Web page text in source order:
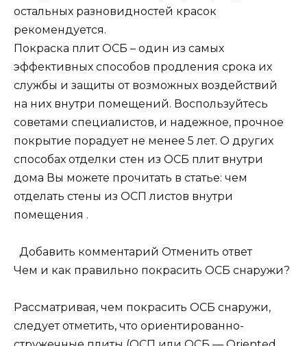
остальных разновидностей красок
рекомендуется.
Покраска плит ОСБ – один из самых
эффективных способов продления срока их
службы и защиты от возможных воздействий
на них внутри помещений. Воспользуйтесь
советами специалистов, и надежное, прочное
покрытие порадует не менее 5 лет. О других
способах отделки стен из ОСБ плит внутри
дома Вы можете прочитать в статье: чем
отделать стены из ОСП листов внутри
помещения .
Добавить комментарий Отменить ответ
Чем и как правильно покрасить ОСБ снаружи?
Рассматривая, чем покрасить ОСБ снаружи,
следует отметить, что ориентированно-